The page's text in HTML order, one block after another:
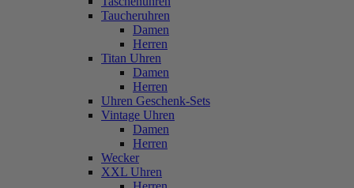
Taucheruhren
Damen
Herren
Titan Uhren
Damen
Herren
Uhren Geschenk-Sets
Vintage Uhren
Damen
Herren
Wecker
XXL Uhren